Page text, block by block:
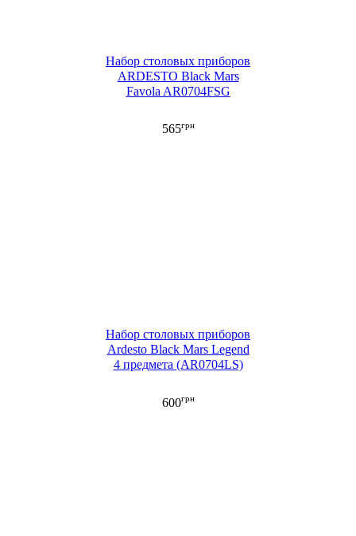
Набор столовых приборов
ARDESTO Black Mars
Favola AR0704FSG
565грн
Набор столовых приборов
Ardesto Black Mars Legend
4 предмета (AR0704LS)
600грн